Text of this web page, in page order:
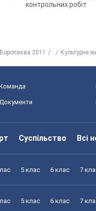
контрольних робіт
Воропаєва 2011 Культурне
Суспільство Всі
5 клас 6 клас 7
5 клас 6 клас 7